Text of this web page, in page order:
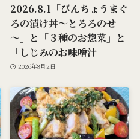
2026.8.1「びんちょうまぐ
ろの漬け丼～とろろのせ
～」と「３種のお惣菜」と
「しじみのお味噌汁」
2026年8月2日